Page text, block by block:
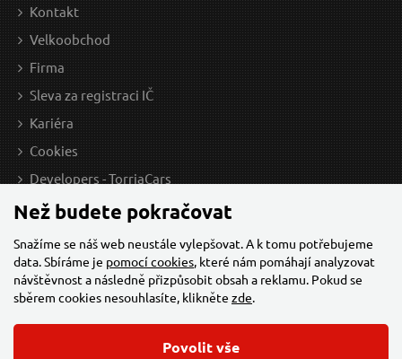
Doprava zdarma
Pneumatický stlačovák brzdových pístů
MECHANIC BRAKE SET PNEU 23, sada 23ks SIXTOL
Kontakt
Velkoobchod
Firma
Sleva za registraci IČ
Kariéra
Cookies
Developers - TorriaCars
Než budete pokračovat
Snažíme se náš web neustále vylepšovat. A k tomu potřebujeme
data. Sbíráme je pomocí cookies, které nám pomáhají analyzovat
návštěvnost a následně přizpůsobit obsah a reklamu. Pokud se
sběrem cookies nesouhlasíte, klikněte zde.
Povolit vše